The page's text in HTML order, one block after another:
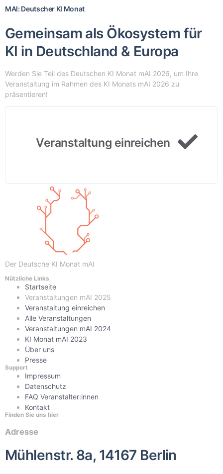
MAI: Deutscher KI Monat
Gemeinsam als Ökosystem für
KI in Deutschland & Europa
Werden Sie Teil des Deutschen KI Monat mAI 2026, um Ihre
Veranstaltung im Rahmen des KI Monats mAI 2026 zu
präsentieren!
Veranstaltung einreichen
Der Deutsche KI Monat mAI
Nützliche Links
Startseite
Veranstaltungen mAI 2025
Veranstaltung einreichen
Alle Veranstaltungen
Veranstaltungen mAI 2024
KI Monat mAI 2023
Über uns
Presse
Support
Impressum
Datenschutz
FAQ Veranstalter:innen
Kontakt
Finden Sie uns hier
Adresse
Mühlenstr. 8a, 14167 Berlin